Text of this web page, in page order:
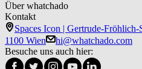
Über whatchado
Kontakt
Spaces Icon | Gertrude-
1100 Wien
hi@whatchado.com
Besuche uns auch hier: